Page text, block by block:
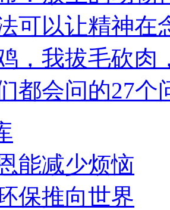
可以让精神在
，我拔毛砍肉
都会问的27个
能减少烦恼
保推向世界